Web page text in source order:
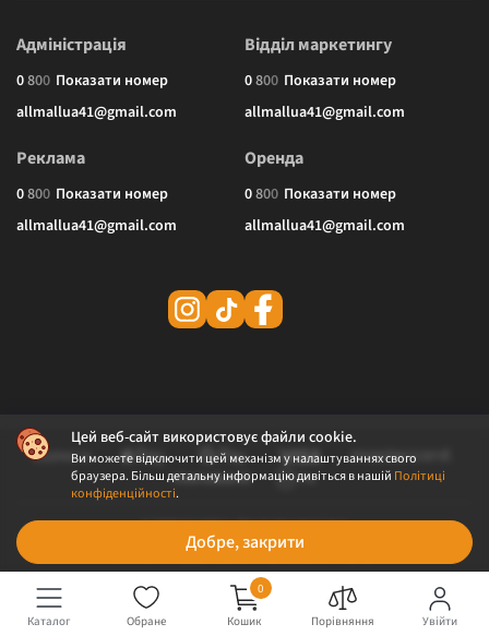
Каталог Обране
0
Кошик
Порівняння Увійти
Цей веб-сайт використовує файли cookie.
Ви можете відключити цей механізм у налаштуваннях свого
браузера. Більш детальну інформацію дивіться в нашій Політиці
конфіденційності.
Добре, закрити
Адміністрація
0800 Показати номер
allmallua41@gmail.com
Відділ маркетингу
0800 Показати номер
allmallua41@gmail.com
Реклама
0800 Показати номер
allmallua41@gmail.com
Оренда
0800 Показати номер
allmallua41@gmail.com
© 2026 ALLMALL. Всі права захищені.
Політика конфіденційності